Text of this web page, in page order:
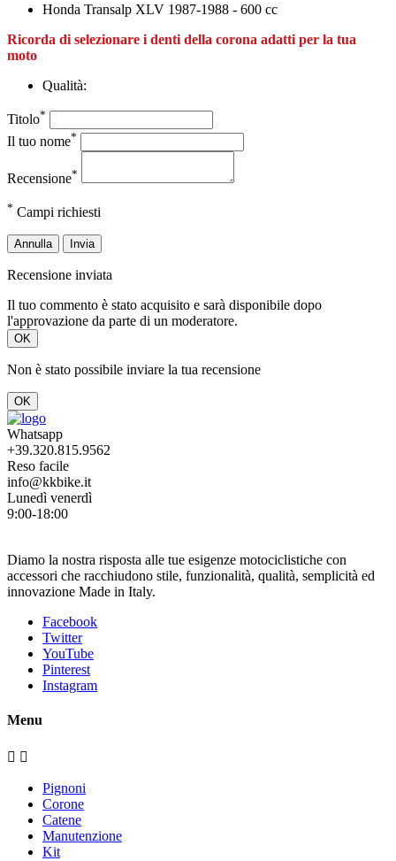
Honda Transalp XLV 1987-1988 - 600 cc
Ricorda di selezionare i denti della corona adatti per la tua
moto
Qualità:
Titolo*
Il tuo nome*
Recensione*
* Campi richiesti
Annulla Invia
Recensione inviata
Il tuo commento è stato acquisito e sarà disponibile dopo
l'approvazione da parte di un moderatore.
OK
Non è stato possibile inviare la tua recensione
OK
Whatsapp
+39.320.815.9562
Reso facile
info@kkbike.it
Lunedì venerdì
9:00-18:00
Diamo la nostra risposta alle tue esigenze motociclistiche con
accessori che racchiudono stile, funzionalità, qualità, semplicità ed
innovazione Made in Italy.
Facebook
Twitter
YouTube
Pinterest
Instagram
Menu
 
Pignoni
Corone
Catene
Manutenzione
Kit